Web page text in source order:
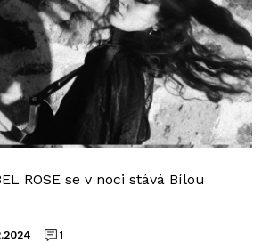
ROSE se v noci stává Bílou
1